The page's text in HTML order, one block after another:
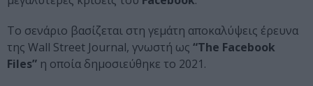
Το σενάριο βασίζεται στη γεμάτη αποκαλύψεις έρευνα
της Wall Street Journal, γνωστή ως “The Facebook
Files” η οποία δημοσιεύθηκε το 2021.